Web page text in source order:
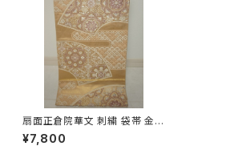
扇面正倉院華文 刺繍 袋帯 金銀
糸 ベージュ 紫 121
¥7,800